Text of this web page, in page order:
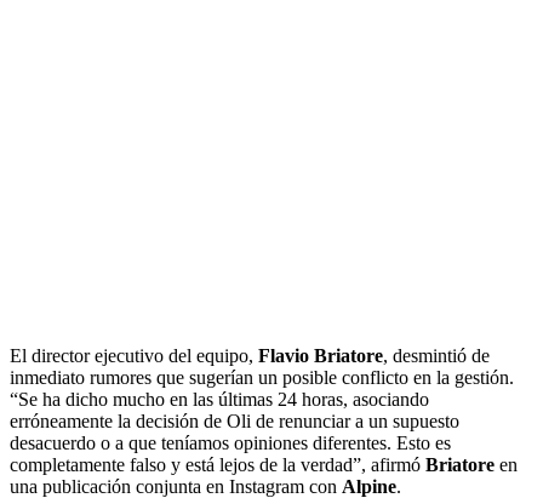
El director ejecutivo del equipo, Flavio Briatore, desmintió de
inmediato rumores que sugerían un posible conflicto en la gestión.
“Se ha dicho mucho en las últimas 24 horas, asociando
erróneamente la decisión de Oli de renunciar a un supuesto
desacuerdo o a que teníamos opiniones diferentes. Esto es
completamente falso y está lejos de la verdad”, afirmó Briatore en
una publicación conjunta en Instagram con Alpine.